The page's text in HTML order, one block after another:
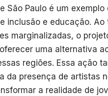
São Paulo é um
inclusão e educação.
marginalizadas, o
uma alternativa
regiões. Essa ação
da presença de artistas
a realidade de